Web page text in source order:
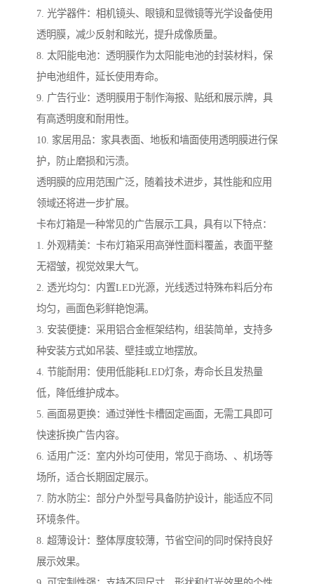
7. 光学器件：相机镜头、眼镜和显微镜等光学设备使用
透明膜，减少反射和眩光，提升成像质量。
8. 太阳能电池：透明膜作为太阳能电池的封装材料，保
护电池组件，延长使用寿命。
9. 广告行业：透明膜用于制作海报、贴纸和展示牌，具
有高透明度和耐用性。
10. 家居用品：家具表面、地板和墙面使用透明膜进行保
护，防止磨损和污渍。
透明膜的应用范围广泛，随着技术进步，其性能和应用
领域还将进一步扩展。
卡布灯箱是一种常见的广告展示工具，具有以下特点：
1. 外观精美：卡布灯箱采用高弹性面料覆盖，表面平整
无褶皱，视觉效果大气。
2. 透光均匀：内置LED光源，光线透过特殊布料后分布
均匀，画面色彩鲜艳饱满。
3. 安装便捷：采用铝合金框架结构，组装简单，支持多
种安装方式如吊装、壁挂或立地摆放。
4. 节能耐用：使用低能耗LED灯条，寿命长且发热量
低，降低维护成本。
5. 画面易更换：通过弹性卡槽固定画面，无需工具即可
快速拆换广告内容。
6. 适用广泛：室内外均可使用，常见于商场、、机场等
场所，适合长期固定展示。
7. 防水防尘：部分户外型号具备防护设计，能适应不同
环境条件。
8. 超薄设计：整体厚度较薄，节省空间的同时保持良好
展示效果。